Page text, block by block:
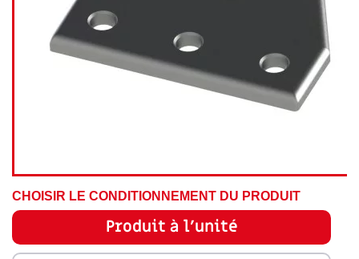
CHOISIR LE CONDITIONNEMENT DU PRODUIT
Produit à l'unité